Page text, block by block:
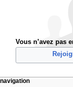
Vous n’avez pas
navigation